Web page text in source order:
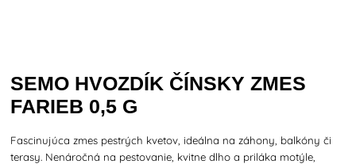
SEMO HVOZDÍK ČÍNSKY ZMES
FARIEB 0,5 G
Fascinujúca zmes pestrých kvetov, ideálna na záhony, balkóny či
terasy. Nenáročná na pestovanie, kvitne dlho a priláka motýle,